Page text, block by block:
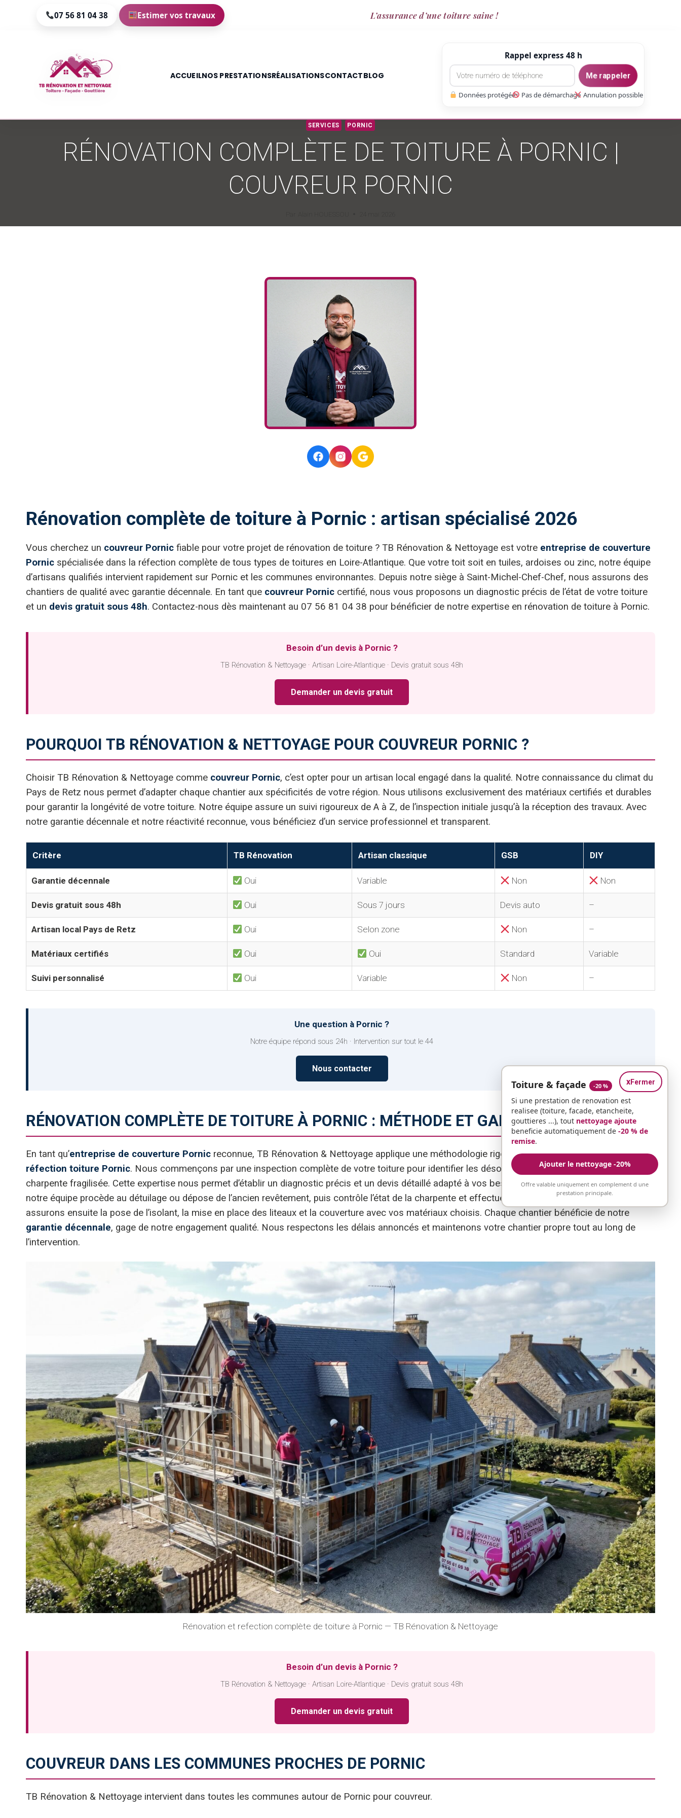
07 56 81 04 38 Estimer vos travaux L’assurance d’une toiture saine !
ACCUEILNOS PRESTATIONSRÉALISATIONSCONTACTBLOG
Rappel express 48 h
Me rappeler
Données protégées Pas de démarchage Annulation possible
SERVICES PORNIC
RÉNOVATION COMPLÈTE DE TOITURE À PORNIC |
COUVREUR PORNIC
Rénovation complète de toiture à Pornic : artisan spécialisé 2026
Vous cherchez un couvreur Pornic fiable pour votre projet de rénovation de toiture ? TB Rénovation & Nettoyage est votre entreprise de couverture
Pornic spécialisée dans la réfection complète de tous types de toitures en Loire-Atlantique. Que votre toit soit en tuiles, ardoises ou zinc, notre équipe
d’artisans qualifiés intervient rapidement sur Pornic et les communes environnantes. Depuis notre siège à Saint-Michel-Chef-Chef, nous assurons des
chantiers de qualité avec garantie décennale. En tant que couvreur Pornic certifié, nous vous proposons un diagnostic précis de l’état de votre toiture
et un devis gratuit sous 48h. Contactez-nous dès maintenant au 07 56 81 04 38 pour bénéficier de notre expertise en rénovation de toiture à Pornic.
Besoin d’un devis à Pornic ?
TB Rénovation & Nettoyage · Artisan Loire-Atlantique · Devis gratuit sous 48h
Demander un devis gratuit
POURQUOI TB RÉNOVATION & NETTOYAGE POUR COUVREUR PORNIC ?
Choisir TB Rénovation & Nettoyage comme couvreur Pornic, c’est opter pour un artisan local engagé dans la qualité. Notre connaissance du climat du
Pays de Retz nous permet d’adapter chaque chantier aux spécificités de votre région. Nous utilisons exclusivement des matériaux certifiés et durables
pour garantir la longévité de votre toiture. Notre équipe assure un suivi rigoureux de A à Z, de l’inspection initiale jusqu’à la réception des travaux. Avec
notre garantie décennale et notre réactivité reconnue, vous bénéficiez d’un service professionnel et transparent.
Critère TB Rénovation Artisan classique GSB DIY
Garantie décennale Oui Variable Non Non
Devis gratuit sous 48h Oui Sous 7 jours Devis auto –
Artisan local Pays de Retz Oui Selon zone Non –
Matériaux certifiés Oui Oui Standard Variable
Suivi personnalisé Oui Variable Non –
Une question à Pornic ?
Notre équipe répond sous 24h · Intervention sur tout le 44
Nous contacter
RÉNOVATION COMPLÈTE DE TOITURE À PORNIC : MÉTHODE ET GARANTIES
En tant qu’entreprise de couverture Pornic reconnue, TB Rénovation & Nettoyage applique une méthodologie rigoureuse pour chaque projet de
réfection toiture Pornic. Nous commençons par une inspection complète de votre toiture pour identifier les désordres : tuiles cassées, infiltrations,
charpente fragilisée. Cette expertise nous permet d’établir un diagnostic précis et un devis détaillé adapté à vos besoins. Une fois votre accord obtenu,
notre équipe procède au détuilage ou dépose de l’ancien revêtement, puis contrôle l’état de la charpente et effectue les réparations nécessaires. Nous
assurons ensuite la pose de l’isolant, la mise en place des liteaux et la couverture avec vos matériaux choisis. Chaque chantier bénéficie de notre
garantie décennale, gage de notre engagement qualité. Nous respectons les délais annoncés et maintenons votre chantier propre tout au long de
l’intervention.
Rénovation et refection complète de toiture à Pornic — TB Rénovation & Nettoyage
Besoin d’un devis à Pornic ?
TB Rénovation & Nettoyage · Artisan Loire-Atlantique · Devis gratuit sous 48h
Demander un devis gratuit
COUVREUR DANS LES COMMUNES PROCHES DE PORNIC
TB Rénovation & Nettoyage intervient dans toutes les communes autour de Pornic pour couvreur.
xFermer
Toiture & façade -20 %
Si une prestation de renovation est
realisee (toiture, facade, etancheite,
gouttieres ...), tout nettoyage ajoute
beneficie automatiquement de -20 % de
remise.
Ajouter le nettoyage -20%
Offre valable uniquement en complement d une
prestation principale.